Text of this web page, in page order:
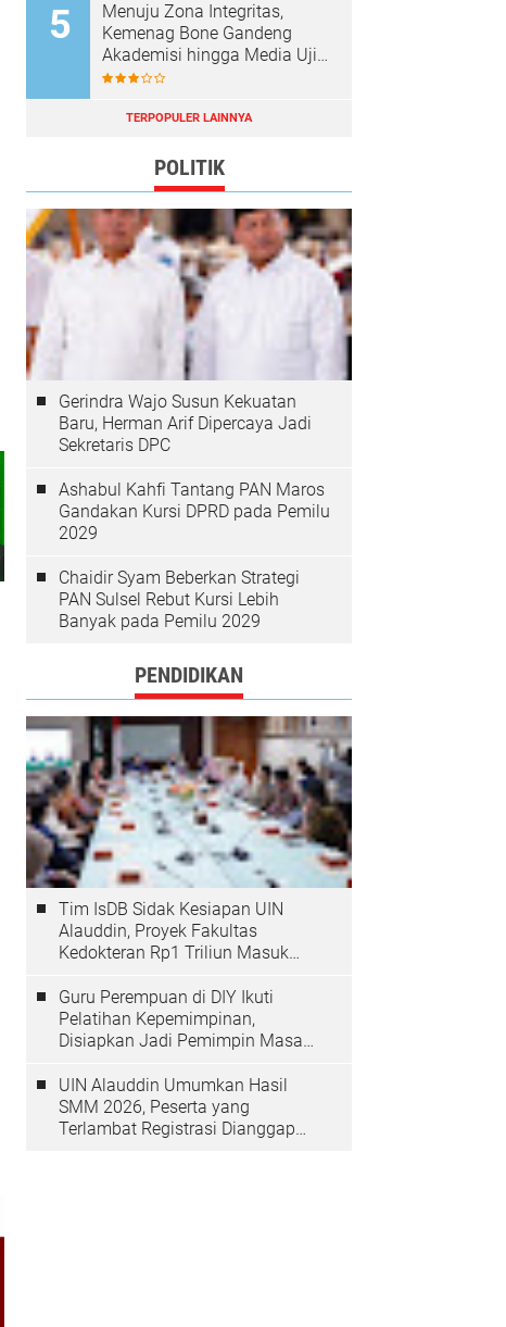
Menuju Zona Integritas,
Kemenag Bone Gandeng
Akademisi hingga Media Uji
Standar Pelayanan
TERPOPULER LAINNYA
POLITIK
Gerindra Wajo Susun Kekuatan
Baru, Herman Arif Dipercaya Jadi
Sekretaris DPC
Ashabul Kahfi Tantang PAN Maros
Gandakan Kursi DPRD pada Pemilu
2029
Chaidir Syam Beberkan Strategi
PAN Sulsel Rebut Kursi Lebih
Banyak pada Pemilu 2029
PENDIDIKAN
Tim IsDB Sidak Kesiapan UIN
Alauddin, Proyek Fakultas
Kedokteran Rp1 Triliun Masuk
Guru Perempuan di DIY Ikuti
Pelatihan Kepemimpinan,
Disiapkan Jadi Pemimpin Masa
UIN Alauddin Umumkan Hasil
SMM 2026, Peserta yang
Terlambat Registrasi Dianggap